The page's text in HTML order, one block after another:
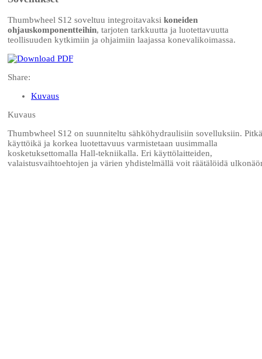
Thumbwheel S12 soveltuu integroitavaksi koneiden
ohjauskomponentteihin, tarjoten tarkkuutta ja luotettavuutta
teollisuuden kytkimiin ja ohjaimiin laajassa konevalikoimassa.
Share:
Kuvaus
Kuvaus
Thumbwheel S12 on suunniteltu sähköhydraulisiin sovelluksiin. Pitkä
käyttöikä ja korkea luotettavuus varmistetaan uusimmalla
kosketuksettomalla Hall-tekniikalla. Eri käyttölaitteiden,
valaistusvaihtoehtojen ja värien yhdistelmällä voit räätälöidä